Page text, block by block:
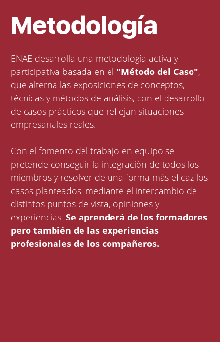
Metodología
ENAE desarrolla una metodología activa y
participativa basada en el "Método del Caso",
que alterna las exposiciones de conceptos,
técnicas y métodos de análisis, con el desarrollo
de casos prácticos que reflejan situaciones
empresariales reales.
Con el fomento del trabajo en equipo se
pretende conseguir la integración de todos los
miembros y resolver de una forma más eficaz los
casos planteados, mediante el intercambio de
distintos puntos de vista, opiniones y
experiencias.Se aprenderá de los formadores
pero también de las experiencias
profesionales de los compañeros.